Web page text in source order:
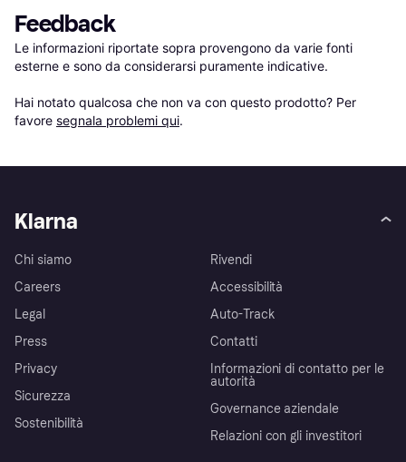
Feedback
Le informazioni riportate sopra provengono da varie fonti
esterne e sono da considerarsi puramente indicative.
Hai notato qualcosa che non va con questo prodotto? Per
favore segnala problemi qui.
Klarna
Chi siamo
Careers
Legal
Press
Privacy
Sicurezza
Sostenibilità
Rivendi
Accessibilità
Auto-Track
Contatti
Informazioni di contatto per le
autorità
Governance aziendale
Relazioni con gli investitori